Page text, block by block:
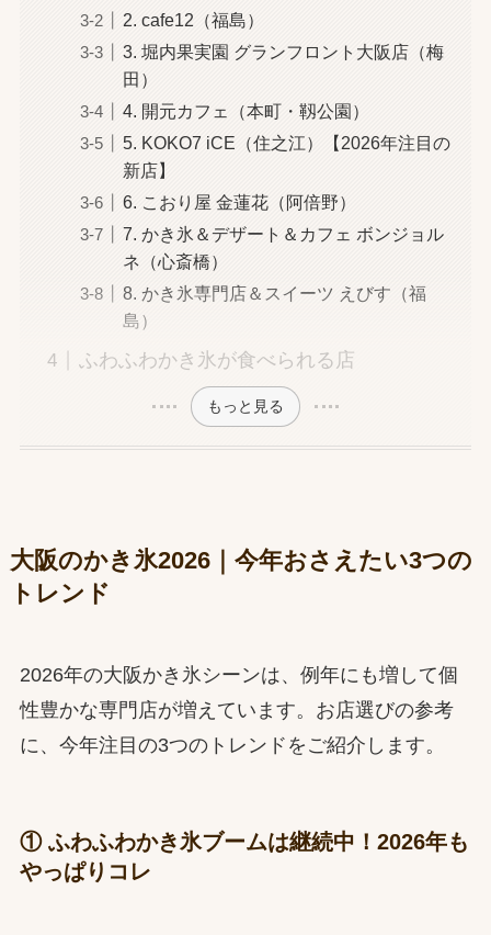
2. cafe12（福島）
3. 堀内果実園 グランフロント大阪店（梅
田）
4. 開元カフェ（本町・靱公園）
5. KOKO7 iCE（住之江）【2026年注目の
新店】
6. こおり屋 金蓮花（阿倍野）
7. かき氷＆デザート＆カフェ ボンジョル
ネ（心斎橋）
8. かき氷専門店＆スイーツ えびす（福
島）
ふわふわかき氷が食べられる店
もっと見る
大阪のかき氷2026｜今年おさえたい3つの
トレンド
2026年の大阪かき氷シーンは、例年にも増して個
性豊かな専門店が増えています。お店選びの参考
に、今年注目の3つのトレンドをご紹介します。
① ふわふわかき氷ブームは継続中！2026年も
やっぱりコレ